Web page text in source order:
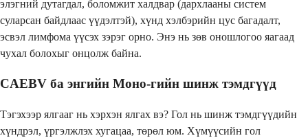
элэгний дутагдал, боломжит халдвар (дархлааны систем
суларсан байдлаас үүдэлтэй), хүнд хэлбэрийн цус багадалт,
эсвэл лимфома үүсэх зэрэг орно. Энэ нь зөв оношлогоо яагаад
чухал болохыг онцолж байна.
CAEBV ба энгийн Моно-гийн шинж тэмдгүүд
Тэгэхээр ялгааг нь хэрхэн ялгах вэ? Гол нь шинж тэмдгүүдийн
хүндрэл, үргэлжлэх хугацаа, төрөл юм. Хүмүүсийн гол